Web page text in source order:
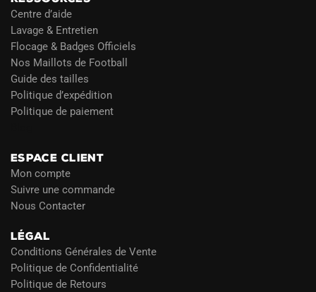
Centre d’aide
Lavage & Entretien
Flocage & Badges Officiels
Nos Maillots de Football
Guide des tailles
Politique d’expédition
Politique de paiement
ESPACE CLIENT
Mon compte
Suivre une commande
Nous Contacter
LÉGAL
Conditions Générales de Vente
Politique de Confidentialité
Politique de Retours